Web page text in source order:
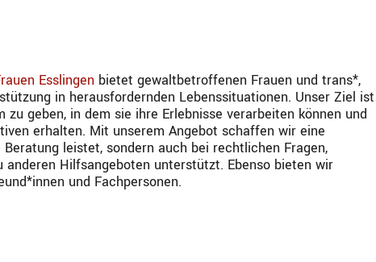
Esslingen bietet gewaltbetroffenen Frauen und trans*,
in herausfordernden Lebenssituationen. Unser Ziel ist
geben, in dem sie ihre Erlebnisse verarbeiten können und
erhalten. Mit unserem Angebot schaffen wir eine
leistet, sondern auch bei rechtlichen Fragen,
Hilfsangeboten unterstützt. Ebenso bieten wir
und Fachpersonen.